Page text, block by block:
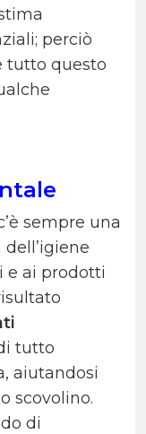
perciò
tutto questo
sempre una
e ai prodotti
tutto
aiutandosi
scovolino.
di